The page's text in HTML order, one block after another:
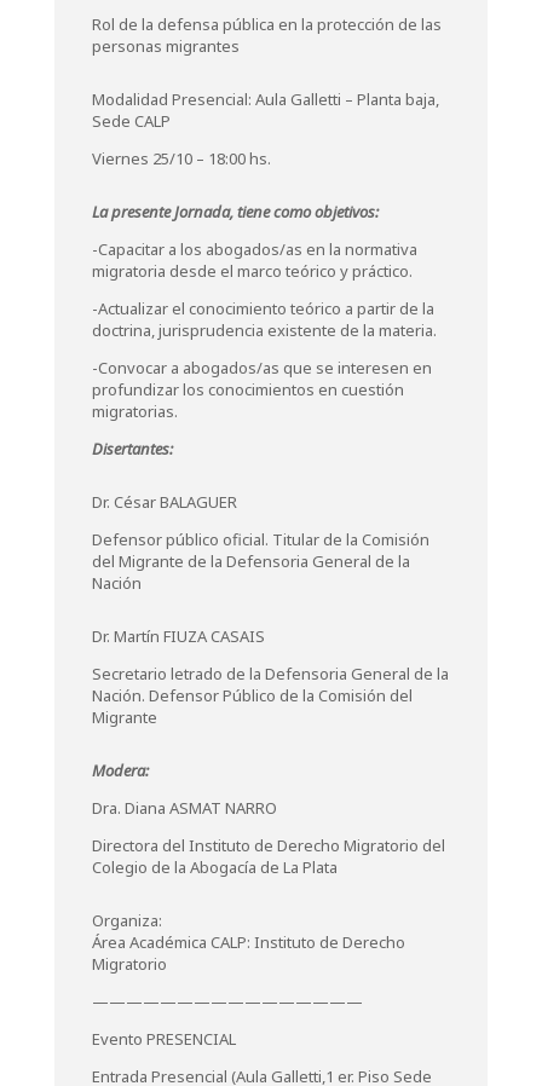
Rol de la defensa pública en la protección de las
personas migrantes
Modalidad Presencial: Aula Galletti – Planta baja,
Sede CALP
Viernes 25/10 – 18:00 hs.
La presente Jornada, tiene como objetivos:
-Capacitar a los abogados/as en la normativa
migratoria desde el marco teórico y práctico.
-Actualizar el conocimiento teórico a partir de la
doctrina, jurisprudencia existente de la materia.
-Convocar a abogados/as que se interesen en
profundizar los conocimientos en cuestión
migratorias.
Disertantes:
Dr. César BALAGUER
Defensor público oficial. Titular de la Comisión
del Migrante de la Defensoria General de la
Nación
Dr. Martín FIUZA CASAIS
Secretario letrado de la Defensoria General de la
Nación. Defensor Público de la Comisión del
Migrante
Modera:
Dra. Diana ASMAT NARRO
Directora del Instituto de Derecho Migratorio del
Colegio de la Abogacía de La Plata
Organiza:
Área Académica CALP: Instituto de Derecho
Migratorio
————————————————
Evento PRESENCIAL
Entrada Presencial (Aula Galletti,1 er. Piso Sede